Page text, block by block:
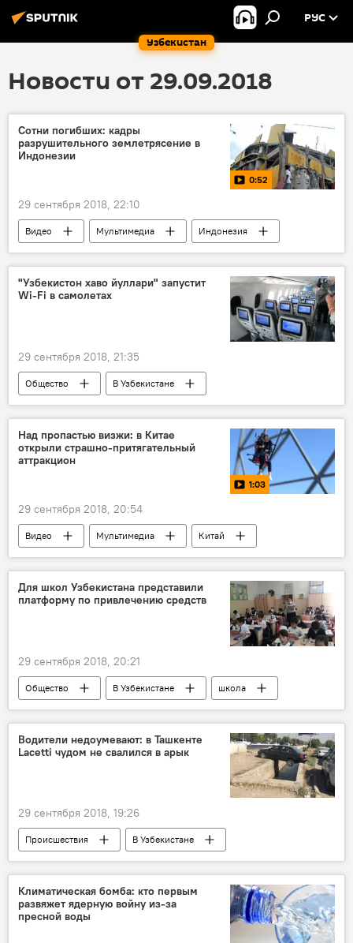
Узбекистан
РУС
Новости от 29.09.2018
Сотни погибших: кадры
разрушительного землетрясение в
Индонезии
0:52
29 сентября 2018, 22:10
Видео Мультимедиа Индонезия
"Узбекистон хаво йуллари" запустит
Wi-Fi в самолетах
29 сентября 2018, 21:35
Общество
В Узбекистане
Узбекистон хаво йуллари
Самолет
wi-fi
Над пропастью визжи: в Китае
открыли страшно-притягательный
аттракцион
1:03
29 сентября 2018, 20:54
Видео Мультимедиа
Китай
развлечение
Для школ Узбекистана представили
платформу по привлечению средств
29 сентября 2018, 20:21
Общество В Узбекистане
школа
Узбекистан
Водители недоумевают: в Ташкенте
Lacetti чудом не свалился в арык
29 сентября 2018, 19:26
Происшествия
В Узбекистане
Ташкент
автомобиль дорога
Климатическая бомба: кто первым
развяжет ядерную войну из-за
пресной воды